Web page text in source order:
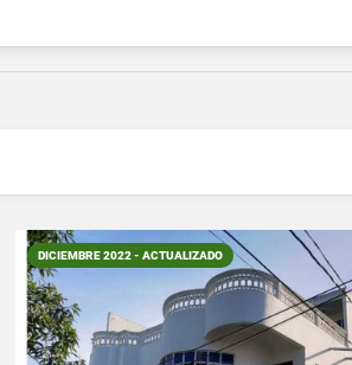
DICIEMBRE 2022 - ACTUALIZADO